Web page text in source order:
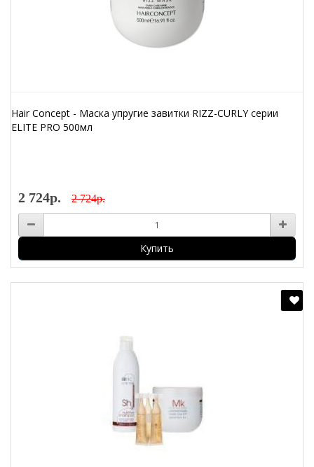
Hair Concept - Маска упругие завитки RIZZ-CURLY серии
ELITE PRO 500мл
2 724р. 2 724р.
Купить